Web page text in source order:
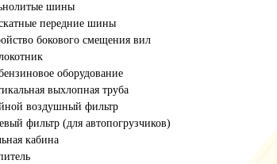
шины
передние шины
бокового смещения вил
оборудование
выхлопная труба
воздушный фильтр
фильтр (для автопогрузчиков)
кабина